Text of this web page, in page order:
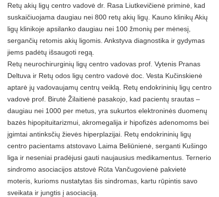
Retų akių ligų centro vadovė dr. Rasa Liutkevičienė priminė, kad
suskaičiuojama daugiau nei 800 retų akių ligų. Kauno klinikų Akių
ligų klinikoje apsilanko daugiau nei 100 žmonių per mėnesį,
sergančių retomis akių ligomis. Ankstyva diagnostika ir gydymas
jiems padėtų išsaugoti regą.
Retų neurochirurginių ligų centro vadovas prof. Vytenis Pranas
Deltuva ir Retų odos ligų centro vadovė doc. Vesta Kučinskienė
aptarė jų vadovaujamų centrų veiklą. Retų endokrininių ligų centro
vadovė prof. Birutė Žilaitienė pasakojo, kad pacientų srautas –
daugiau nei 1000 per metus, yra sukurtos elektroninės duomenų
bazės hipopituitarizmui, akromegalija ir hipofizės adenomoms bei
įgimtai antinksčių žievės hiperplazijai. Retų endokrininių ligų
centro pacientams atstovavo Laima Beliūnienė, serganti Kušingo
liga ir neseniai pradėjusi gauti naujausius medikamentus. Ternerio
sindromo asociacijos atstovė Rūta Vančugovienė pakvietė
moteris, kurioms nustatytas šis sindromas, kartu rūpintis savo
sveikata ir jungtis į asociaciją.